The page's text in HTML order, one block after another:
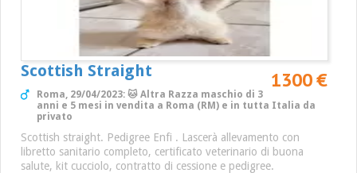
Scottish Straight 1300 €
Roma, 29/04/2023: 🐱 Altra Razza maschio di 3
anni e 5 mesi in vendita a Roma (RM) e in tutta Italia da
privato
Scottish straight. Pedigree Enfi . Lascerà allevamento con
libretto sanitario completo, certificato veterinario di buona
salute, kit cucciolo, contratto di cessione e pedigree.